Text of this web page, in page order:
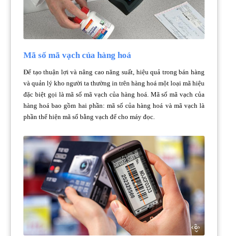
Mã số mã vạch của hàng hoá
Để tạo thuận lợi và nâng cao năng suất, hiệu quả trong bán hàng
và quản lý kho người ta thường in trên hàng hoá một loại mã hiệu
đặc biệt gọi là mã số mã vạch của hàng hoá. Mã số mã vạch của
hàng hoá bao gồm hai phần: mã số của hàng hoá và mã vạch là
phần thể hiện mã số bằng vạch để cho máy đọc.